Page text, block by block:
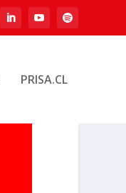
PRISA.CL